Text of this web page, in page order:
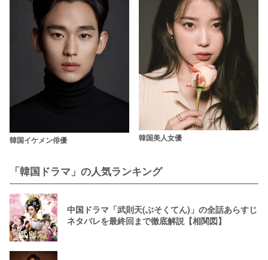
韓国イケメン俳優 韓国美人女優
「韓国ドラマ」の人気ランキング
中国ドラマ「武則天(ぶそくてん)」の全話あらすじ
ネタバレを最終回まで徹底解説【相関図】